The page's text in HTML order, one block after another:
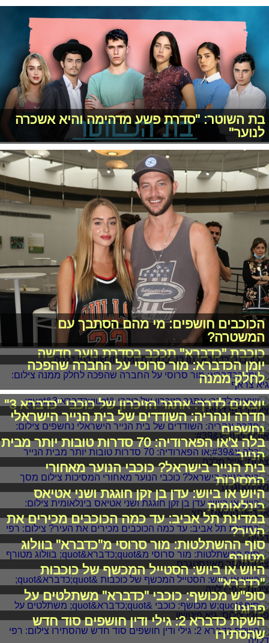
בת השוטר: "סדרת פשע מדהימה והיא אשכרה
לנוער"
הכוכבים חושפים: מי מהם הסתבך עם
המשטרה?
כוכבת "כדברא" תככב בסדרת נוער חדשה
יומן הכדברא: מור סרוסי על החברה שהפכה
לחלק ממנה
יוצאים לדרך: אתגר הזיכרון של כוכבי "כדברא 3"
חדרה ונהריה: השודדים של בית הנייר הישראלי
נחשפים
בלה צ'או הפארודיה: 70 סדרות טובות יותר מבית
הנייר
בית הנייר בישראל? כוכבי הנוער מאחורי
המסיכות
היוש או ביוש: עדן בן זקן חוגגת ושני אטיאס
בינלאומית
במדינת תל אביב: עד כמה הכוכבים מכירים את
העיר?
סוף ההשתלטות: מור סרוסי מ"כדברא" בוולוג
מטורף
היוש או ביוש: הסטייל המכשף של כוכבות
"כדברא"
סופ"ש מכושף: כוכבי "כדברא" משתלטים על
פרוגי!
השקת כדברא 2: גילי ודין חושפים סוד חדש
שהסתירו